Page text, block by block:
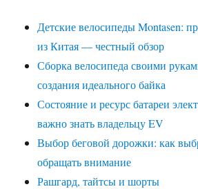
Детские велосипеды Montasen:
из Китая — честный обзор
Сборка велосипеда своими
создания идеального байка
Состояние и ресурс батареи
важно знать владельцу EV
Выбор беговой дорожки: как
обращать внимание
Рашгард, тайтсы и шорты